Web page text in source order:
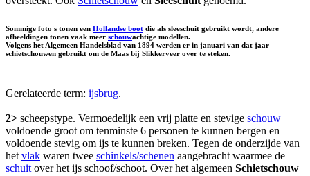
Sommige foto's tonen een Hollandse boot die als sleeschuit gebruikt wordt, andere
afbeeldingen tonen vaak meer schouwachtige modellen.
Volgens het Algemeen Handelsblad van 1894 werden er in januari van dat jaar
schietschouwen gebruikt om de Maas bij Slikkerveer over te steken.
Gerelateerde term: ijsbrug.
2> scheepstype. Vermoedelijk een vrij platte en stevige schouw
voldoende groot om tenminste 6 personen te kunnen bergen en
voldoende stevig om ijs te kunnen breken. Tegen de onderzijde van
het vlak waren twee schinkels/schenen aangebracht waarmee de
schuit over het ijs schoof/schoot. Over het algemeen Schietschouw